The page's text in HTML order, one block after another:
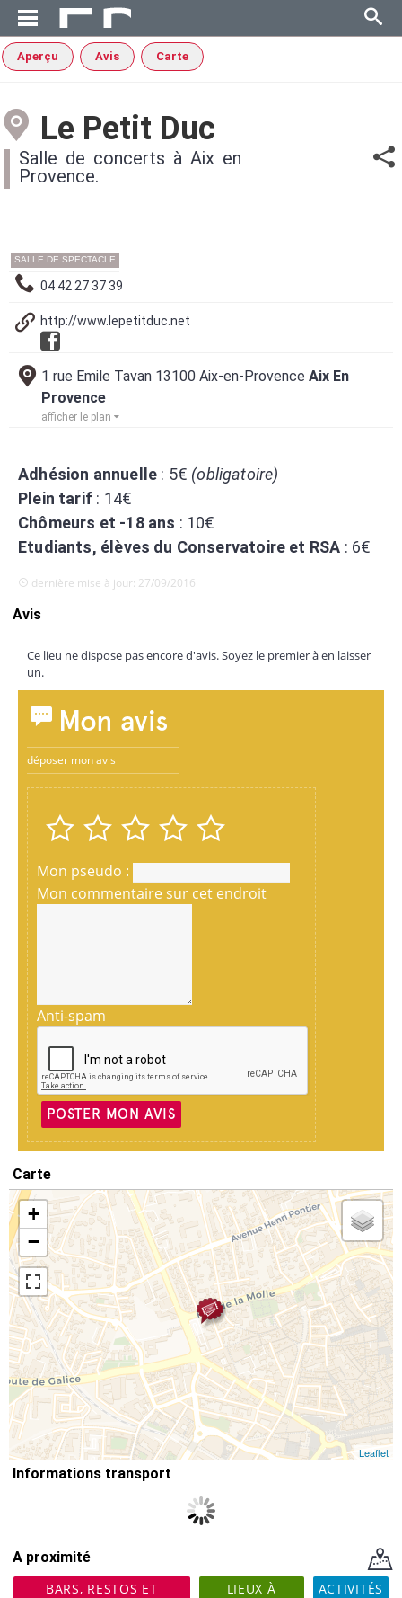
Aperçu Avis Carte
Le Petit Duc
Salle de concerts à Aix en
Provence.
SALLE DE SPECTACLE
04 42 27 37 39
http://www.lepetitduc.net
1 rue Emile Tavan 13100 Aix-en-ProvenceAix En
Provence
afficher le plan
Adhésion annuelle : 5€ (obligatoire)
Plein tarif : 14€
Chômeurs et -18 ans : 10€
Etudiants, élèves du Conservatoire et RSA : 6€
dernière mise à jour: 27/09/2016
Avis
Ce lieu ne dispose pas encore d'avis. Soyez le premier à en laisser
un.
Mon avis
déposer mon avis
Mon pseudo :
Mon commentaire sur cet endroit
Anti-spam
POSTER MON AVIS
Carte
+
−
Leaflet
Informations transport
A proximité
BARS, RESTOS ET
LIEUX À
ACTIVITÉS